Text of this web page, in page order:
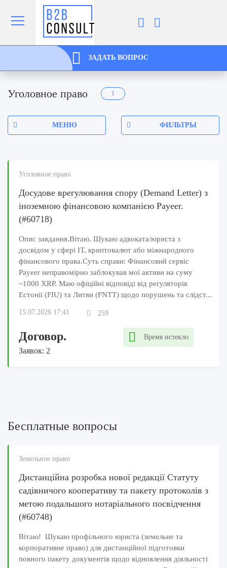
ЗАДАТЬ ВОПРОС
Уголовное право 1
МЕНЮ ФИЛЬТРЫ
Уголовное право
Досудове врегулювання спору (Demand Letter) з
іноземною фінансовою компанією Payeer.
(#60718)
Опис завдання.Вітаю. Шукаю адвоката/юриста з
досвідом у сфері IT, криптовалют або міжнародного
фінансового права.Суть справи: Фінансовий сервіс
Payeer неправомірно заблокував мої активи на суму
~1000 XRP. Маю офіційні відповіді від регуляторів
Естонії (FIU) та Литви (FNTT) щодо порушень та слідст...
15.07.2026 17:41 259
Договор.
Заявок: 2
Время истекло
Бесплатные вопросы
Земельное право
Дистанційна розробка нової редакції Статуту
садівничого кооперативу та пакету протоколів з
метою подальшого нотаріального посвідчення
(#60748)
Вітаю! Шукаю профільного юриста (земельне та
корпоративне право) для дистанційної підготовки
повного пакету документів щодо відновлення діяльності